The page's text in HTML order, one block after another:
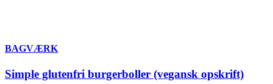
BAGVÆRK
Simple glutenfri burgerboller (vegansk opskrift)